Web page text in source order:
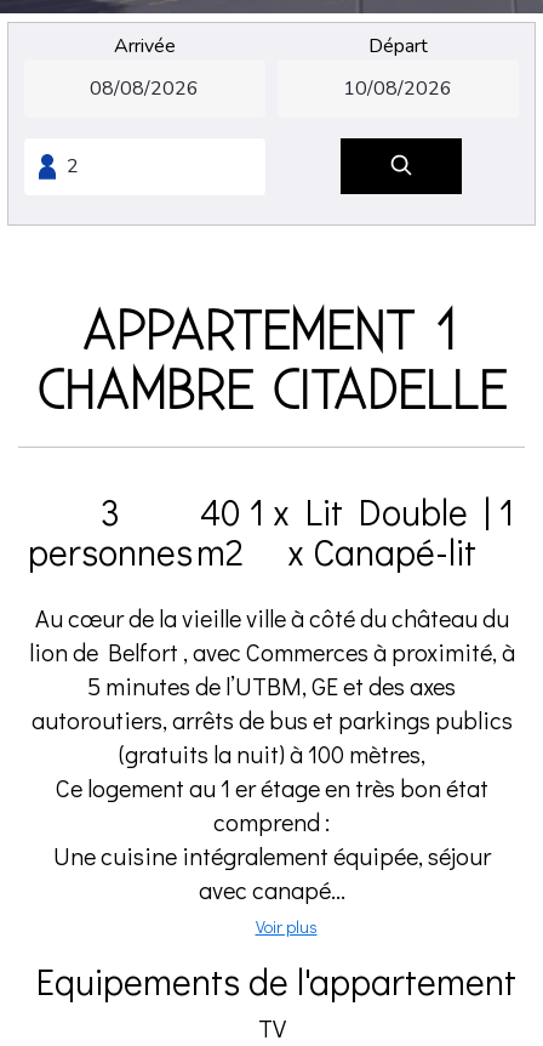
Arrivée Départ
APPARTEMENT 1
CHAMBRE CITADELLE
3
personnes
40
m2
1 x Lit Double | 1
x Canapé-lit
Au cœur de la vieille ville à côté du château du
lion de Belfort , avec Commerces à proximité, à
5 minutes de l’UTBM, GE et des axes
autoroutiers, arrêts de bus et parkings publics
(gratuits la nuit) à 100 mètres,
Ce logement au 1 er étage en très bon état
comprend :
Une cuisine intégralement équipée, séjour
avec canapé...
Voir plus
Equipements de l'appartement
TV